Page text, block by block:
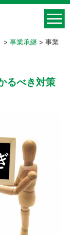
> 事業承継> 事業
るべき対策